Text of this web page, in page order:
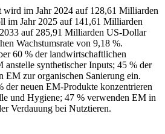
wird im Jahr 2024 auf 128,61 Milliarden
im Jahr 2025 auf 141,61 Milliarden
auf 285,91 Milliarden US-Dollar
Wachstumsrate von 9,18 %.
60 % der landwirtschaftlichen
anstelle synthetischer Inputs; 45 % der
EM zur organischen Sanierung ein.
der neuen EM-Produkte konzentrieren
und Hygiene; 47 % verwenden EM in
Verdauung bei Nutztieren.